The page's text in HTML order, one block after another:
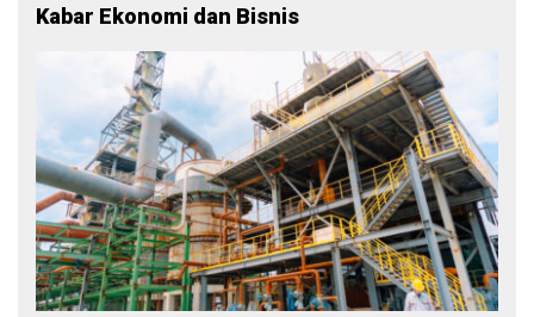
Kabar Ekonomi dan Bisnis